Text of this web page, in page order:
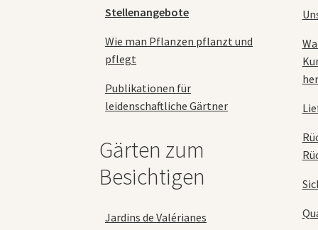
Stellenangebote
Wie man Pflanzen pflanzt und
pflegt
Publikationen für
leidenschaftliche Gärtner
Gärten zum
Besichtigen
Jardins de Valérianes